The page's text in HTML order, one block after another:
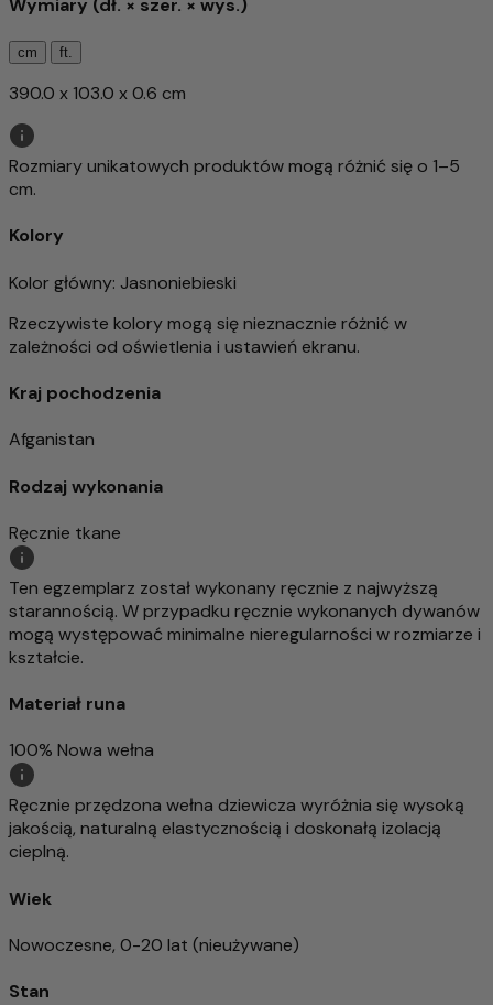
Wymiary (dł. × szer. × wys.)
cm ft.
390.0 x 103.0 x 0.6 cm
Rozmiary unikatowych produktów mogą różnić się o 1–5
cm.
Kolory
Kolor główny: Jasnoniebieski
Rzeczywiste kolory mogą się nieznacznie różnić w
zależności od oświetlenia i ustawień ekranu.
Kraj pochodzenia
Afganistan
Rodzaj wykonania
Ręcznie tkane
Ten egzemplarz został wykonany ręcznie z najwyższą
starannością. W przypadku ręcznie wykonanych dywanów
mogą występować minimalne nieregularności w rozmiarze i
kształcie.
Materiał runa
100% Nowa wełna
Ręcznie przędzona wełna dziewicza wyróżnia się wysoką
jakością, naturalną elastycznością i doskonałą izolacją
cieplną.
Wiek
Nowoczesne, 0-20 lat (nieużywane)
Stan